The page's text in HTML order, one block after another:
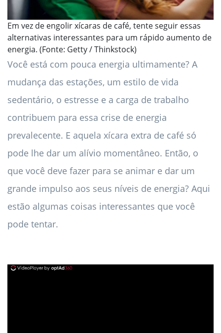
Em vez de engolir xícaras de café, tente seguir essas
alternativas interessantes para um rápido aumento de
energia. (Fonte: Getty / Thinkstock)
Você está com pouca energia ultimamente? A
mudança das estações, um estilo de vida
sedentário, o estresse e a carga de trabalho
contribuem para essa crise de energia
prevalecente. E aquela xícara extra de café só
pode lhe dar um alívio momentâneo. Então, o
que você deve fazer para se animar e dar um
grande impulso aos seus níveis de energia? Aqui
estão algumas coisas interessantes que você
pode tentar.